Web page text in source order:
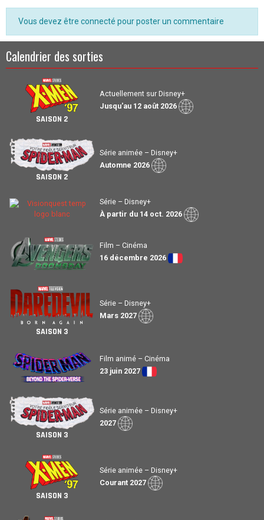
Vous devez être connecté pour poster un commentaire
Calendrier des sorties
SAISON 2
Actuellement sur Disney+
Jusqu'au 12 août 2026
SAISON 2
Série animée – Disney+
Automne 2026
Série – Disney+
À partir du 14 oct. 2026
Film – Cinéma
16 décembre 2026
SAISON 3
Série – Disney+
Mars 2027
Film animé – Cinéma
23 juin 2027
SAISON 3
Série animée – Disney+
2027
SAISON 3
Série animée – Disney+
Courant 2027